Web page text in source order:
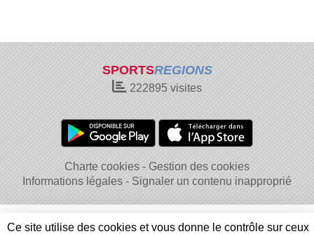
SPORTSREGIONS
222895 visites
Charte cookies
Gestion des cookies
Informations légales
Signaler un contenu inapproprié
Ce site utilise des cookies et vous donne le contrôle sur ceux